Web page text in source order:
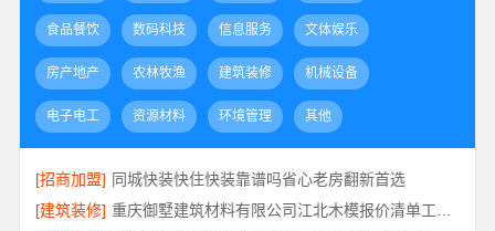
食品餐饮 数码科技 信息服务 文体娱乐
房产地产 农林牧渔 建筑装修 机械设备
电子电工 资源材料 环境管理 其他
[招商加盟] 同城快装快住快装靠谱吗省心老房翻新首选
[建筑装修]